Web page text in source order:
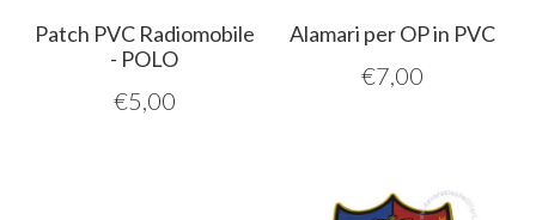
Patch PVC Radiomobile
- POLO
€5,00
Alamari per OP in PVC
€7,00